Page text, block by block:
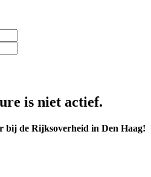
is niet actief.
bij de Rijksoverheid in Den Haag!